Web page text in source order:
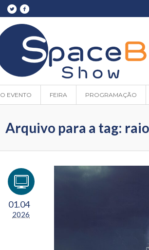
O EVENTO FEIRA PROGRAMAÇÃO
Arquivo para a tag:
01.04
2026